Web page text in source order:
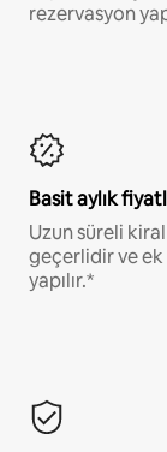
rezervasyon
Basit aylık
Uzun süreli
geçerlidir ve ek
yapılır.*